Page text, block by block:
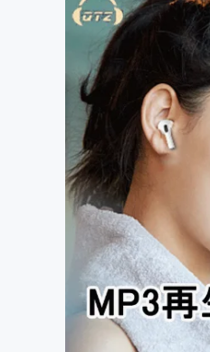
ア
テ
映像
ま